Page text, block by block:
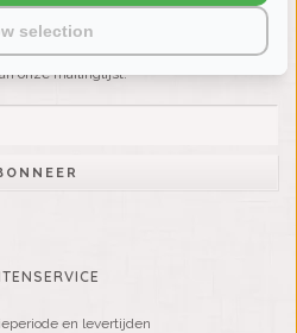
onze mailinglijst:
en levertijden
selection